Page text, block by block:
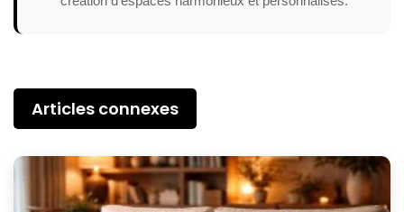
Articles connexes